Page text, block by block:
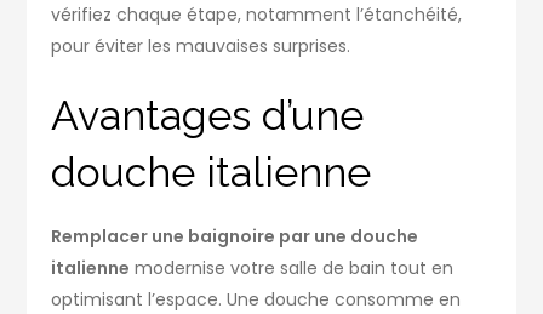
vérifiez chaque étape, notamment l’étanchéité,
pour éviter les mauvaises surprises.
Avantages d’une
douche italienne
Remplacer une baignoire par une douche
italienne modernise votre salle de bain tout en
optimisant l’espace. Une douche consomme en